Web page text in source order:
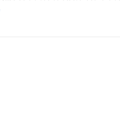
u obzir vašu želju za
niche brendova